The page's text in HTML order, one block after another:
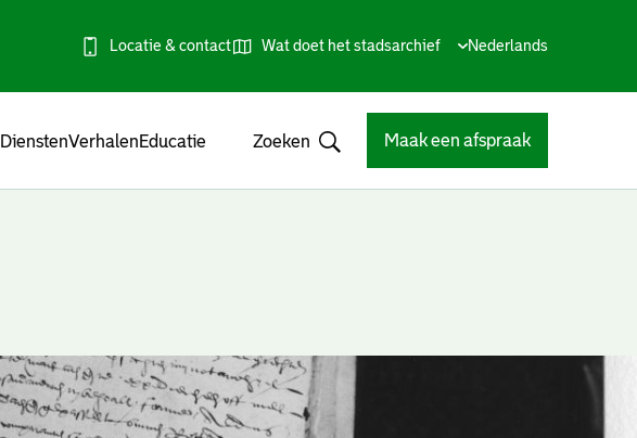
Locatie & contact Wat doet het stadsarchief
Huidige
Nederlands
DienstenVerhalenEducatie Zoeken Maak een afspraak